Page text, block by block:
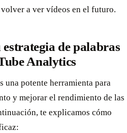
a ver vídeos en el futuro.
de palabras
Analytics
una potente herramienta para
y mejorar el rendimiento de las
te explicamos cómo